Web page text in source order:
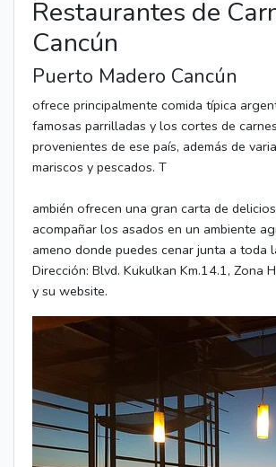
Restaurantes de
Cancún
Puerto Madero Cancún
ofrece principalmente comida típica
famosas parrilladas y los cortes de
provenientes de ese país, además de
mariscos y pescados. T
ambién ofrecen una gran carta de
acompañar los asados en un ambiente
ameno donde puedes cenar junta a toda
Dirección: Blvd. Kukulkan Km.14.1, Zona
y su website.